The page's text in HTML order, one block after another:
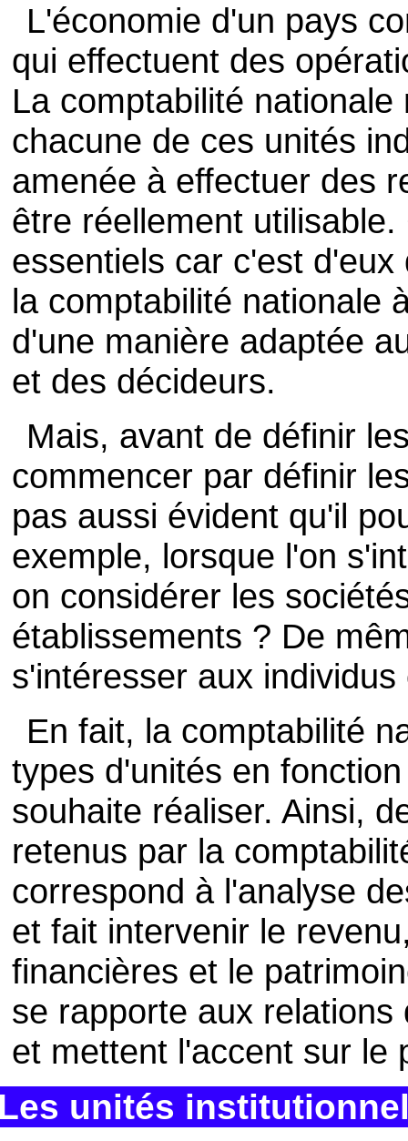
L'économie d'un pays
qui effectuent des
La comptabilité
chacune de ces unités
amenée à effectuer des
être réellement
essentiels car c'est
la comptabilité nationale
d'une manière adaptée
et des décideurs.
Mais, avant de définir
commencer par définir
pas aussi évident qu'il
exemple, lorsque l'on
on considérer les
établissements ? De
s'intéresser aux
En fait, la comptabilité
types d'unités en
souhaite réaliser. Ainsi,
retenus par la
correspond à l'analyse
et fait intervenir le
financières et le
se rapporte aux
et mettent l'accent sur le
unités